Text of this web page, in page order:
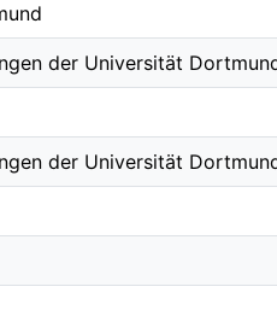
der Universität
der Universität